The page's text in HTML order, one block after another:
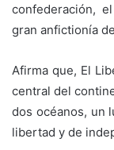
confederación,
gran anfictionía
Afirma que, El
central del
dos océanos, un
libertad y de